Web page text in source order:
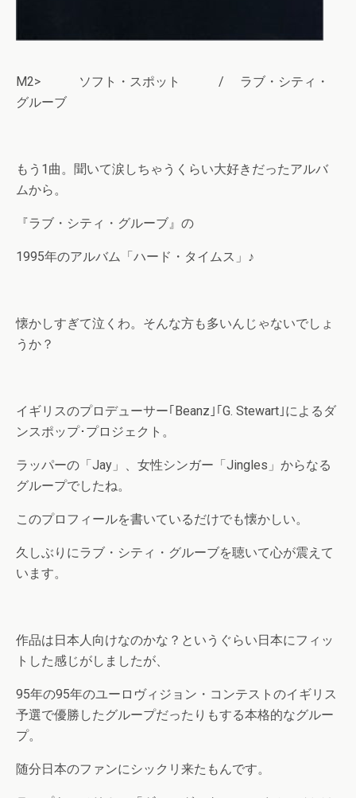
M2> ソフト・スポット / ラブ・シティ・
グルーブ
もう1曲。聞いて涙しちゃうくらい大好きだったアルバ
ムから。
『ラブ・シティ・グルーブ』の
1995年のアルバム「ハード・タイムス」♪
懐かしすぎて泣くわ。そんな方も多いんじゃないでしょ
うか？
イギリスのプロデューサー｢Beanz｣｢G. Stewart｣によるダ
ンスポップ･プロジェクト。
ラッパーの「Jay」、女性シンガー「Jingles」からなる
グループでしたね。
このプロフィールを書いているだけでも懐かしい。
久しぶりにラブ・シティ・グルーブを聴いて心が震えて
います。
作品は日本人向けなのかな？というぐらい日本にフィッ
トした感じがしましたが、
95年の95年のユーロヴィジョン・コンテストのイギリス
予選で優勝したグループだったりもする本格的なグルー
プ。
随分日本のファンにシックリ来たもんです。